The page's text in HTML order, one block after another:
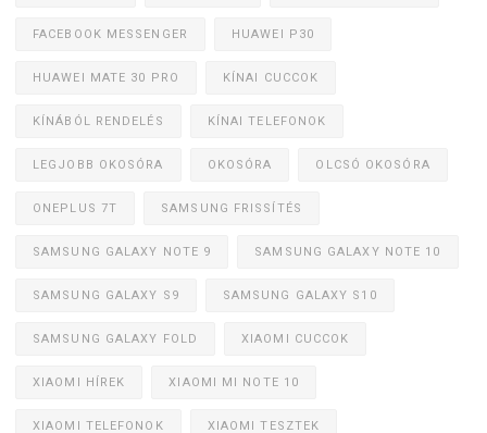
FACEBOOK MESSENGER HUAWEI P30
HUAWEI MATE 30 PRO KÍNAI CUCCOK
KÍNÁBÓL RENDELÉS KÍNAI TELEFONOK
LEGJOBB OKOSÓRA OKOSÓRA OLCSÓ OKOSÓRA
ONEPLUS 7T SAMSUNG FRISSÍTÉS
SAMSUNG GALAXY NOTE 9 SAMSUNG GALAXY NOTE 10
SAMSUNG GALAXY S9 SAMSUNG GALAXY S10
SAMSUNG GALAXY FOLD XIAOMI CUCCOK
XIAOMI HÍREK XIAOMI MI NOTE 10
XIAOMI TELEFONOK XIAOMI TESZTEK